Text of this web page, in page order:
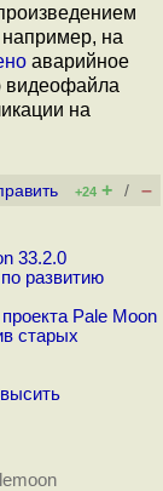
на
аварийное
видеофайла
на
+24 + / –
33.2.0
развитию
Pale Moon
старых